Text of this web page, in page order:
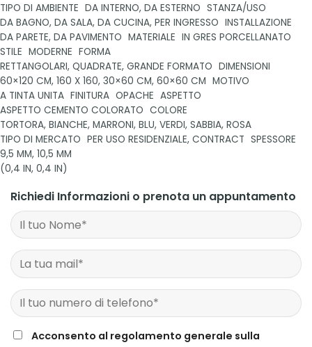
TIPO DI AMBIENTE DA INTERNO, DA ESTERNO STANZA/USO
DA BAGNO, DA SALA, DA CUCINA, PER INGRESSO INSTALLAZIONE
DA PARETE, DA PAVIMENTO MATERIALE IN GRES PORCELLANATO
STILE MODERNE FORMA
RETTANGOLARI, QUADRATE, GRANDE FORMATO DIMENSIONI
60×120 CM, 160 X 160, 30×60 CM, 60×60 CM MOTIVO
A TINTA UNITA FINITURA OPACHE ASPETTO
ASPETTO CEMENTO COLORATO COLORE
TORTORA, BIANCHE, MARRONI, BLU, VERDI, SABBIA, ROSA
TIPO DI MERCATO PER USO RESIDENZIALE, CONTRACT SPESSORE
9,5 MM, 10,5 MM
(0,4 IN, 0,4 IN)
Richiedi Informazioni o prenota un appuntamento
Acconsento al regolamento generale sulla